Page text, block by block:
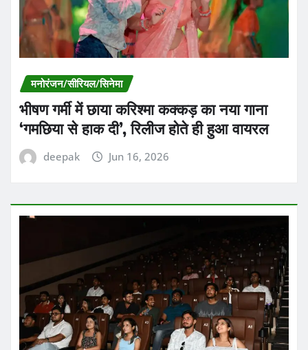
मनोरंजन/सीरियल/सिनेमा
भीषण गर्मी में छाया करिश्मा कक्कड़ का नया गाना
‘गमछिया से हाक दी’, रिलीज होते ही हुआ वायरल
deepak Jun 16, 2026